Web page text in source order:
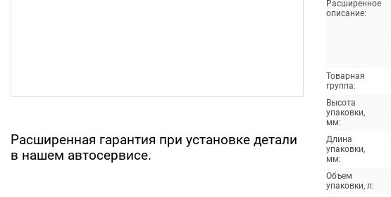
Расширенная гарантия при установке детали
в нашем автосервисе.
Расширенное
описание:
Товарная
группа:
Высота
упаковки,
мм:
Длина
упаковки,
мм:
Объем
упаковки, л: